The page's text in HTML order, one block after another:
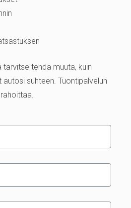
tarvitse tehdä muuta, kuin
suhteen. Tuontipalvelun